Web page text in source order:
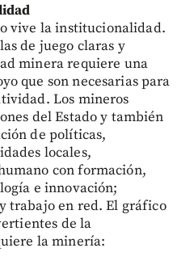
vive la institucionalidad.
de juego claras y
minera requiere una
que son necesarias para
Los mineros
del Estado y también
de políticas,
locales,
con formación,
e innovación;
trabajo en red. El gráfico
de la
la minería: